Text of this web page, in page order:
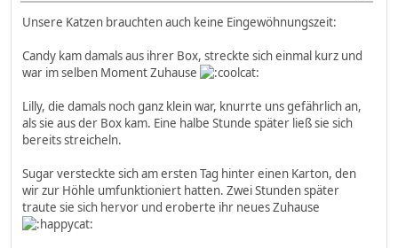
Unsere Katzen brauchten auch keine Eingewöhnungszeit:
Candy kam damals aus ihrer Box, streckte sich einmal kurz und
war im selben Moment Zuhause
Lilly, die damals noch ganz klein war, knurrte uns gefährlich an,
als sie aus der Box kam. Eine halbe Stunde später ließ sie sich
bereits streicheln.
Sugar versteckte sich am ersten Tag hinter einen Karton, den
wir zur Höhle umfunktioniert hatten. Zwei Stunden später
traute sie sich hervor und eroberte ihr neues Zuhause